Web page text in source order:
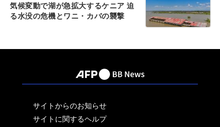
気候変動で湖が急拡大するケニア 迫
る水没の危機とワニ・カバの襲撃
サイトからのお知らせ
サイトに関するヘルプ